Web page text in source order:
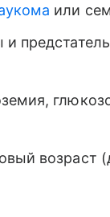
или
и
возраст